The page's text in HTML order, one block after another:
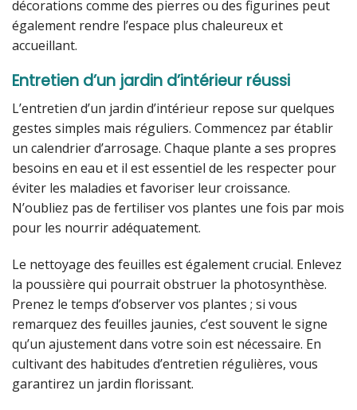
décorations comme des pierres ou des figurines peut
également rendre l’espace plus chaleureux et
accueillant.
Entretien d’un jardin d’intérieur réussi
L’entretien d’un jardin d’intérieur repose sur quelques
gestes simples mais réguliers. Commencez par établir
un calendrier d’arrosage. Chaque plante a ses propres
besoins en eau et il est essentiel de les respecter pour
éviter les maladies et favoriser leur croissance.
N’oubliez pas de fertiliser vos plantes une fois par mois
pour les nourrir adéquatement.
Le nettoyage des feuilles est également crucial. Enlevez
la poussière qui pourrait obstruer la photosynthèse.
Prenez le temps d’observer vos plantes ; si vous
remarquez des feuilles jaunies, c’est souvent le signe
qu’un ajustement dans votre soin est nécessaire. En
cultivant des habitudes d’entretien régulières, vous
garantirez un jardin florissant.